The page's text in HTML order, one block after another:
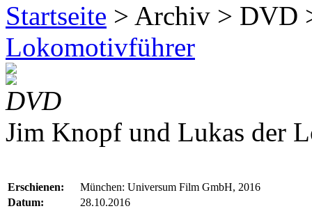
Startseite > Archiv > DVD
Lokomotivführer
DVD
Jim Knopf und Lukas der
Erschienen:
München: Universum Film GmbH, 2016
Datum:
28.10.2016